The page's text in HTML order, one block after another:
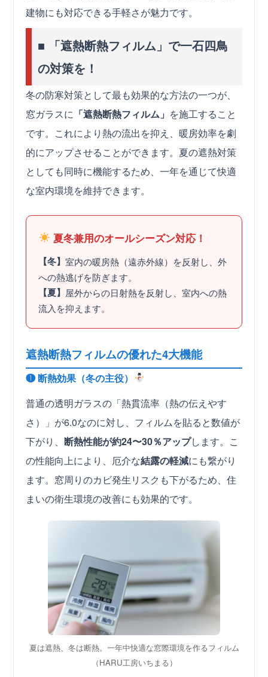
建物にも対応できる手軽さが魅力です。
■ 「遮熱断熱フィルム」で一石四鳥
の対策を！
冬の防寒対策として最も効果的な方法の一つが、
窓ガラスに 「遮熱断熱フィルム」 を施工すること
です。これにより熱の流出を抑え、暖房効率を劇
的にアップさせることができます。夏の遮熱対策
としても同時に機能するため、一年を通じて快適
な室内環境を維持できます。
夏冬兼用のオールシーズン対応！
【冬】室内の暖房熱（遠赤外線）を反射し、外
への熱逃げを防ぎます。
【夏】 屋外からの日射熱を反射し、室内への熱
流入を抑えます。
遮熱断熱フィルムの優れた4大機能
❶ 断熱効果（冬の主役）
普通の透明ガラスの「熱貫流率（熱の伝えやす
さ）」が6.0なのに対し、フィルムを貼ると数値が
下がり、断熱性能が約24〜30％アップします。こ
の性能向上により、厄介な結露の軽減にも繋がり
ます。窓周りのカビ発生リスクも下がるため、住
まいの衛生環境の改善にも効果的です。
夏は遮熱、冬は断熱。一年中快適な窓際環境を作るフィルム
（HARU工房いちまる）